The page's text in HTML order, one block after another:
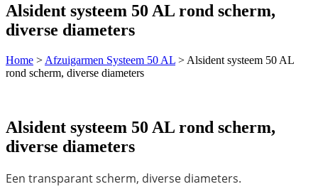
Alsident systeem 50 AL rond scherm,
diverse diameters
Home > Afzuigarmen Systeem 50 AL > Alsident systeem 50 AL
rond scherm, diverse diameters
Alsident systeem 50 AL rond scherm,
diverse diameters
Een transparant scherm, diverse diameters.